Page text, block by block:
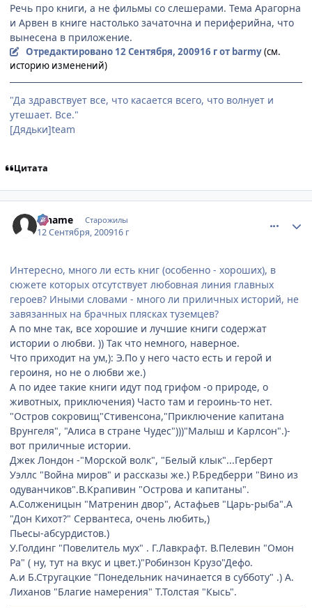
Речь про книги, а не фильмы со слешерами. Тема Арагорна
и Арвен в книге настолько зачаточна и периферийна, что
вынесена в приложение.
Отредактировано 12 Сентября, 200916 гот barmy(см.
историю изменений)
"Да здравствует все, что касается всего, что волнует и
утешает. Все."
[Дядьки]team
Цитата
Riname Старожилы
12 Сентября, 200916 г
Интересно, много ли есть книг (особенно - хороших), в
сюжете которых отсутствует любовная линия главных
героев? Иными словами - много ли приличных историй, не
завязанных на брачных плясках туземцев?
А по мне так, все хорошие и лучшие книги содержат
истории о любви. )) Так что немного, наверное.
Что приходит на ум,): Э.По у него часто есть и герой и
героиня, но не о любви же.)
А по идее такие книги идут под грифом -о природе, о
животных, приключения) Часто там и героинь-то нет.
"Остров сокровищ"Стивенсона,"Приключение капитана
Врунгеля", "Алиса в стране Чудес")))"Малыш и Карлсон".)-
вот приличные истории.
Джек Лондон -"Морской волк", "Белый клык"...Герберт
Уэллс "Война миров" и рассказы же.) Р.Бредберри "Вино из
одуванчиков".В.Крапивин "Острова и капитаны".
А.Солженицын "Матренин двор", Астафьев "Царь-рыба".А
"Дон Кихот?" Сервантеса, очень любить,)
Пьесы-абсурдистов.)
У.Голдинг "Повелитель мух" . Г.Лавкрафт. В.Пелевин "Омон
Ра" ( ну, тут на вкус и цвет.)"Робинзон Крузо"Дефо.
А.и Б.Стругацкие "Понедельник начинается в субботу" .) А.
Лиханов "Благие намерения" Т.Толстая "Кысь".